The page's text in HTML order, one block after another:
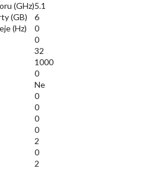
(GHz)5.1
(GB)
6
(Hz)
0
0
32
1000
0
Ne
0
0
0
0
2
0
2